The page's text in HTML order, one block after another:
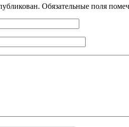
Обязательные поля